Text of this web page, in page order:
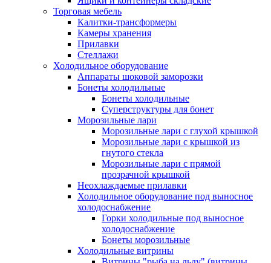
Торговая мебель
Калитки-трансформеры
Камеры хранения
Прилавки
Стеллажи
Холодильное оборудование
Аппараты шоковой заморозки
Бонеты холодильные
Бонеты холодильные
Суперструктуры для бонет
Морозильные лари
Морозильные лари с глухой крышкой
Морозильные лари с крышкой из
гнутого стекла
Морозильные лари с прямой
прозрачной крышкой
Неохлаждаемые прилавки
Холодильное оборудование под выносное
холодоснабжение
Горки холодильные под выносное
холодоснабжение
Бонеты морозильные
Холодильные витрины